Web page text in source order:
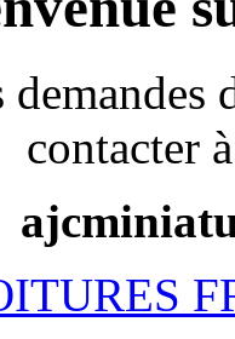
contacter